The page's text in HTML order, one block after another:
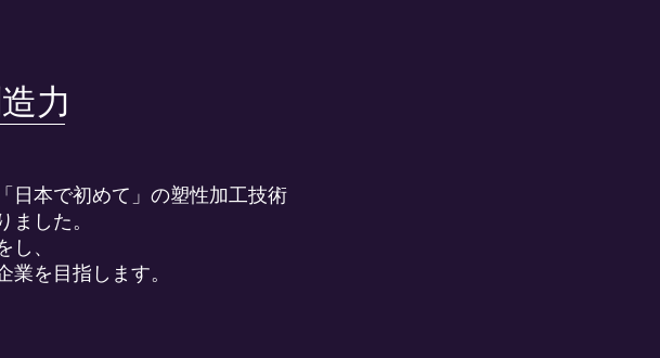
力
日本で初めて」の塑性加工技術
ました。
、
を目指します。